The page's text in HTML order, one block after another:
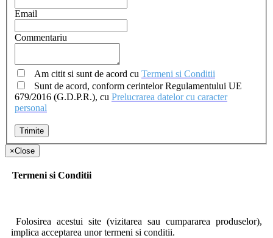
Email
Commentariu
Am citit si sunt de acord cu Termeni si Conditii
679/2016 (G.D.P.R.), cu Prelucrarea datelor cu caracter
personal
Trimite
×Close
Termeni si Conditii
Folosirea acestui site (vizitarea sau cumpararea produselor),
implica acceptarea unor termeni si conditii.